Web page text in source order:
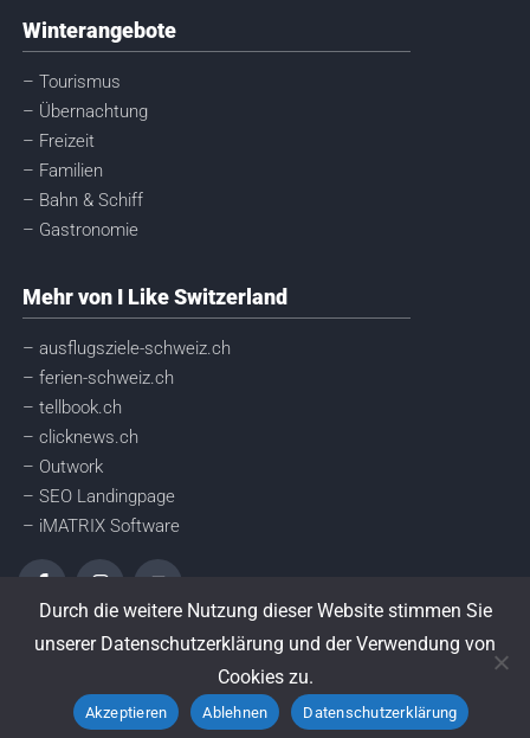
Winterangebote
– Tourismus
– Übernachtung
– Freizeit
– Familien
– Bahn & Schiff
– Gastronomie
Mehr von I Like Switzerland
– ausflugsziele-schweiz.ch
– ferien-schweiz.ch
– tellbook.ch
– clicknews.ch
– Outwork
– SEO Landingpage
– iMATRIX Software
© I like Switzerland GmbH
Powered by: outwork.ch
Durch die weitere Nutzung dieser Website stimmen Sie
unserer Datenschutzerklärung und der Verwendung von
Cookies zu.
Akzeptieren Ablehnen Datenschutzerklärung